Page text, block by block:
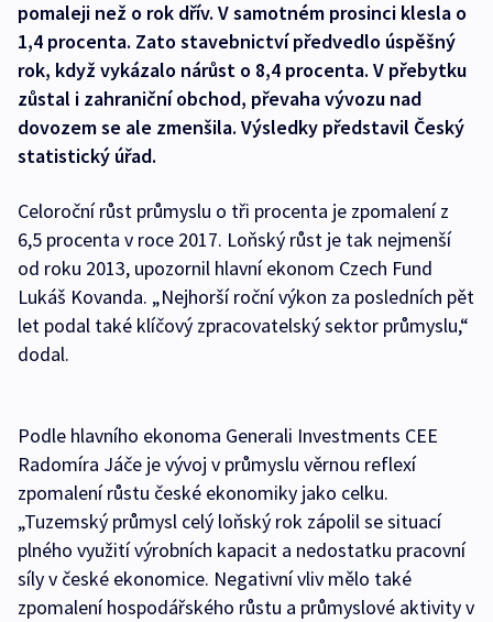
pomaleji než o rok dřív. V samotném prosinci klesla o
1,4 procenta. Zato stavebnictví předvedlo úspěšný
rok, když vykázalo nárůst o 8,4 procenta. V přebytku
zůstal i zahraniční obchod, převaha vývozu nad
dovozem se ale zmenšila. Výsledky představil Český
statistický úřad.
Celoroční růst průmyslu o tři procenta je zpomalení z
6,5 procenta v roce 2017. Loňský růst je tak nejmenší
od roku 2013, upozornil hlavní ekonom Czech Fund
Lukáš Kovanda. „Nejhorší roční výkon za posledních pět
let podal také klíčový zpracovatelský sektor průmyslu,“
dodal.
Podle hlavního ekonoma Generali Investments CEE
Radomíra Jáče je vývoj v průmyslu věrnou reflexí
zpomalení růstu české ekonomiky jako celku.
„Tuzemský průmysl celý loňský rok zápolil se situací
plného využití výrobních kapacit a nedostatku pracovní
síly v české ekonomice. Negativní vliv mělo také
zpomalení hospodářského růstu a průmyslové aktivity v